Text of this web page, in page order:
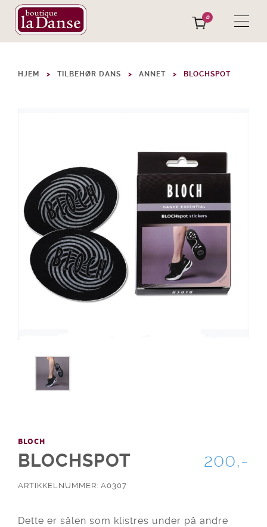
0
HJEM TILBEHØR DANS ANNET BLOCHSPOT
BLOCH
BLOCHSPOT 200,-
ARTIKKELNUMMER: A0307
Dette er sålen som klistres under på andre